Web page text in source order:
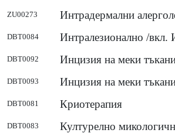
ZU00273 Интрадермални
DBT0084 Интралезионално /вкл.
DBT0092 Инцизия на меки
DBT0093 Инцизия на меки
DBT0081 Криотерапия
DBT0083 Културелно